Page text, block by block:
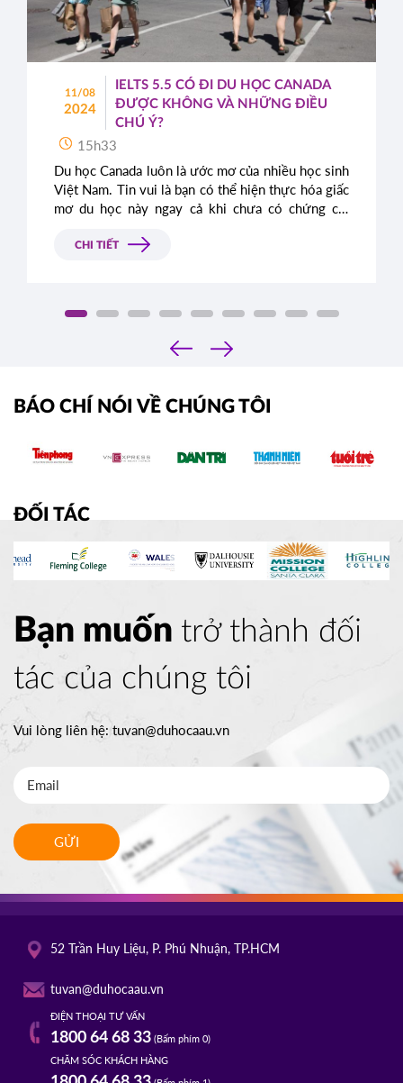
11/08
2024
IELTS 5.5 CÓ ĐI DU HỌC CANADA
ĐƯỢC KHÔNG VÀ NHỮNG ĐIỀU
CHÚ Ý?
15h33
Du học Canada luôn là ước mơ của nhiều học sinh
Việt Nam. Tin vui là bạn có thể hiện thực hóa giấc
mơ du học này ngay cả khi chưa có chứng chỉ
về các chương trình du học không yêu cầu IELTS
CHI TIẾT
‹
›
BÁO CHÍ NÓI VỀ CHÚNG TÔI
ĐỐI TÁC
Bạn muốn trở thành đối
tác của chúng tôi
Vui lòng liên hệ:tuvan@duhocaau.vn
GỬI
52 Trần Huy Liệu, P. Phú Nhuận, TP.HCM
tuvan@duhocaau.vn
ĐIỆN THOẠI TƯ VẤN
1800 64 68 33(Bấm phím 0)
CHĂM SÓC KHÁCH HÀNG